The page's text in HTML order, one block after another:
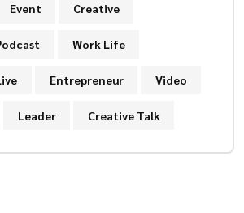
Event Creative
Work Life
Entrepreneur Video
Leader Creative Talk